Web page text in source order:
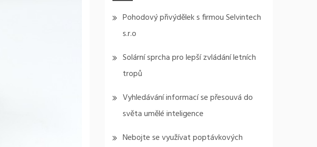
Pohodový přivýdělek s firmou Selvintech
s.r.o
Solární sprcha pro lepší zvládání letních
tropů
Vyhledávání informací se přesouvá do
světa umělé inteligence
Nebojte se využívat poptávkových